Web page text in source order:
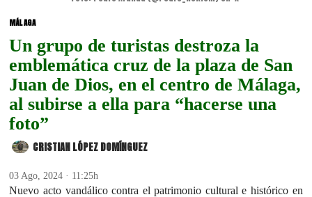
MÁLAGA
Un grupo de turistas destroza la
emblemática cruz de la plaza de San
Juan de Dios, en el centro de Málaga,
al subirse a ella para “hacerse una
foto”
CRISTIAN LÓPEZ DOMÍNGUEZ
03 Ago, 2024 · 11:25h
Nuevo acto vandálico contra el patrimonio cultural e histórico en